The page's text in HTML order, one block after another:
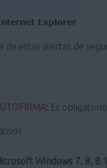
de estas alertas de
Es
Windows 7, 8,